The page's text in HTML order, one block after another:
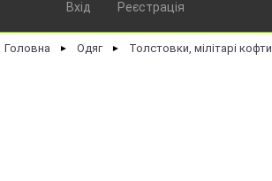
Вхід Реєстрація
Головна ► Одяг ► Толстовки, мілітарі кофти